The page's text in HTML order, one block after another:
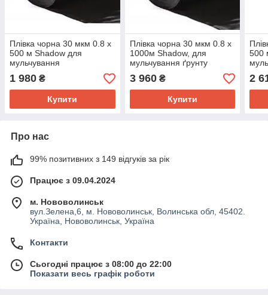
Плівка чорна 30 мкм 0.8 х
500 м Shadow для
мульчування
1 980 ₴
Купити
Плівка чорна 30 мкм 0.8 х
1000м Shadow, для
мульчування ґрунту
3 960₴
Купити
500
2
Про нас
99% позитивних з 149 відгуків за рік
Працює з 09.04.2024
м. Нововолинськ
вул.Зелена,6, м. Нововолинськ, Волинська обл, 45402.
Україна, Нововолинськ, Україна
Контакти
Сьогодні працює з 08:00 до 22:00
Показати весь графік роботи